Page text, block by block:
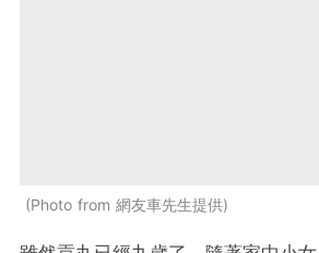
Photo from 網友車先生提供